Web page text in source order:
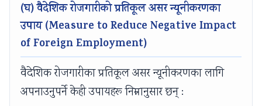
(घ) वैदेशिक रोजगारीको प्रतिकूल असर न्यूनीकरणका
उपाय (Measure to Reduce Negative Impact
of Foreign Employment)
वैदेशिक रोजगारीका प्रतिकूल असर न्यूनीकरणका लागि
अपनाउनुपर्ने केही उपायहरू निम्नानुसार छन् :